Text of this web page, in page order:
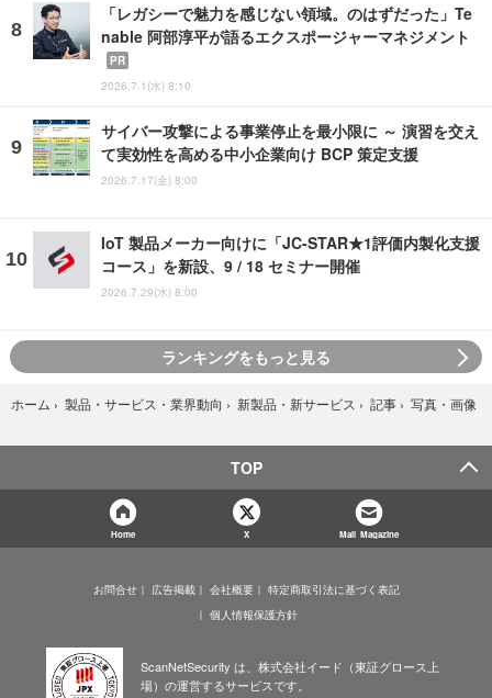
「レガシーで魅力を感じない領域。のはずだった」Te
nable 阿部淳平が語るエクスポージャーマネジメント
PR
2026.7.1(水) 8:10
サイバー攻撃による事業停止を最小限に ～ 演習を交え
て実効性を高める中小企業向け BCP 策定支援
2026.7.17(金) 8:00
IoT 製品メーカー向けに「JC-STAR★1評価内製化支援
コース」を新設、9 / 18 セミナー開催
2026.7.29(水) 8:00
ランキングをもっと見る
ホーム › 製品・サービス・業界動向 › 新製品・新サービス › 記事 › 写真・画像
TOP
Home X Mail Magazine
お問合せ 広告掲載 会社概要
特定商取引法に基づく表記
個人情報保護方針
ScanNetSecurity は、株式会社イード（東証グロース上
場）の運営するサービスです。